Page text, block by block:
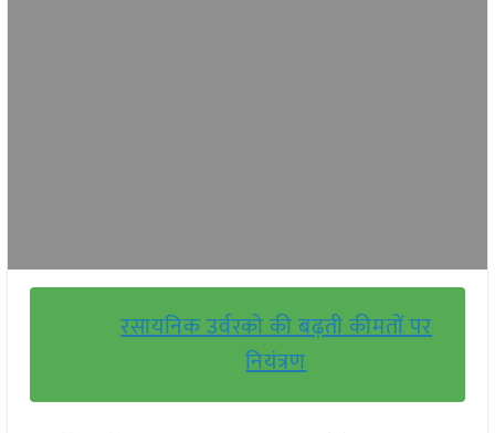
रसायनिक उर्वरको की बढ़ती कीमतों पर
नियंत्रण